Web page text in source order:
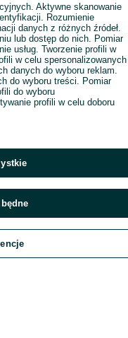
Czat
Aktywne skanowanie
Rozumienie
danych z różnych źródeł.
lub dostęp do nich. Pomiar
usług. Tworzenie profili w
w celu spersonalizowanych
danych do wyboru reklam.
do wyboru treści. Pomiar
do wyboru
profili w celu doboru